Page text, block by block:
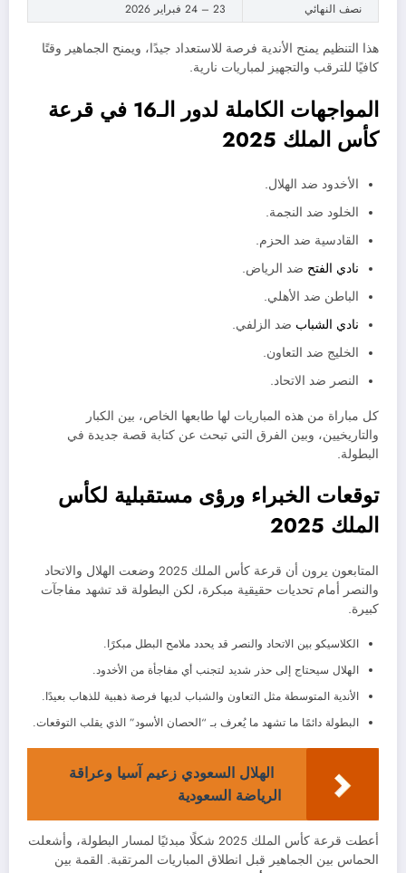
نصف النهائي
23 – 24 فبراير 2026
هذا التنظيم يمنح الأندية فرصة للاستعداد جيدًا، ويمنح الجماهير وقتًا
كافيًا للترقب والتجهيز لمباريات نارية.
المواجهات الكاملة لدور الـ16 في قرعة
كأس الملك 2025
الأخدود ضد الهلال.
الخلود ضد النجمة.
القادسية ضد الحزم.
نادي الفتح ضد الرياض.
الباطن ضد الأهلي.
نادي الشباب ضد الزلفي.
الخليج ضد التعاون.
النصر ضد الاتحاد.
كل مباراة من هذه المباريات لها طابعها الخاص، بين الكبار
والتاريخيين، وبين الفرق التي تبحث عن كتابة قصة جديدة في
البطولة.
توقعات الخبراء ورؤى مستقبلية لكأس
الملك 2025
المتابعون يرون أن قرعة كأس الملك 2025 وضعت الهلال والاتحاد
والنصر أمام تحديات حقيقية مبكرة، لكن البطولة قد تشهد مفاجآت
كبيرة.
الكلاسيكو بين الاتحاد والنصر قد يحدد ملامح البطل مبكرًا.
الهلال سيحتاج إلى حذر شديد لتجنب أي مفاجأة من الأخدود.
الأندية المتوسطة مثل التعاون والشباب لديها فرصة ذهبية للذهاب بعيدًا.
البطولة دائمًا ما تشهد ما يُعرف بـ “الحصان الأسود” الذي يقلب التوقعات.
الهلال السعودي زعيم آسيا وعراقة
الرياضة السعودية
أعطت قرعة كأس الملك 2025 شكلًا مبدئيًا لمسار البطولة، وأشعلت
الحماس بين الجماهير قبل انطلاق المباريات المرتقبة. القمة بين